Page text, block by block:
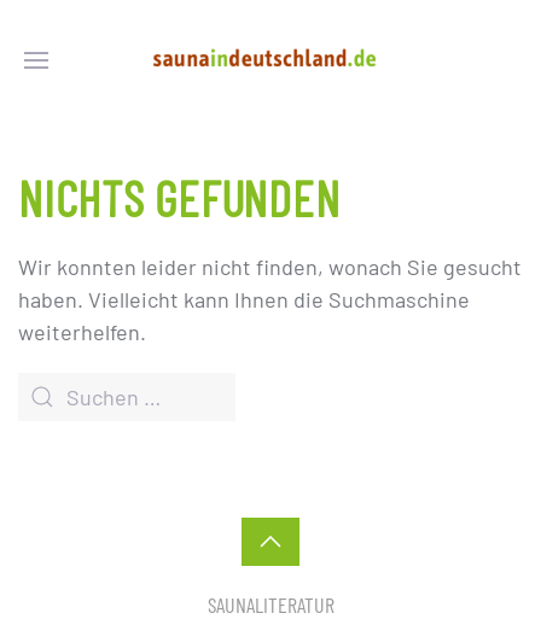
NICHTS GEFUNDEN
Wir konnten leider nicht finden, wonach Sie gesucht
haben. Vielleicht kann Ihnen die Suchmaschine
weiterhelfen.
SAUNALITERATUR